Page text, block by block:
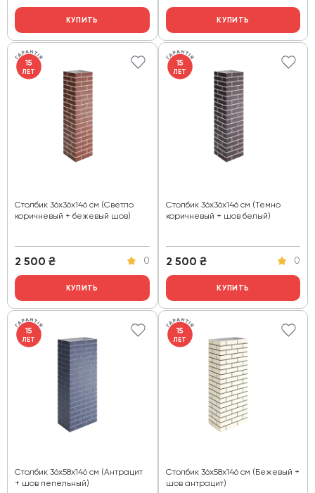
КУПИТЬ КУПИТЬ
15
ЛЕТ
Столбик 36х36х146 см (Светло
коричневый + бежевый шов)
2 500 ₴ 0
КУПИТЬ
15
ЛЕТ
Столбик 36х36х146 см (Темно
коричневый + шов белый)
2 500 ₴ 0
КУПИТЬ
15
ЛЕТ
Столбик 36х58х146 см (Антрацит
+ шов пепельный)
15
ЛЕТ
Столбик 36х58х146 см (Бежевый +
шов антрацит)